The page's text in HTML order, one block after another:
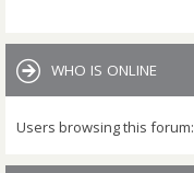
WHO IS ONLINE
Users browsing this